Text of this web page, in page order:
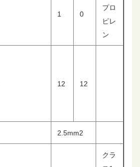
1 0
プロ
ピレ
ン
12 12
2.5mm2
クラ